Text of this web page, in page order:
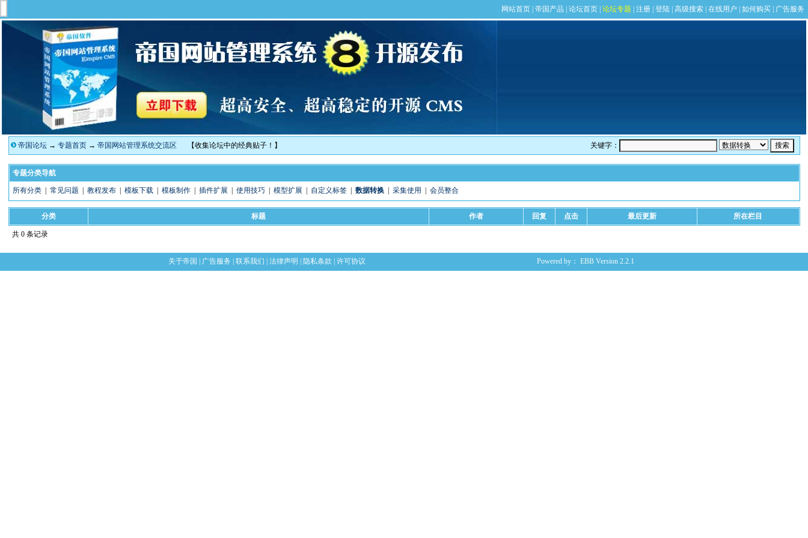
帝国论坛→ 专题首页→ 帝国网站管理系统交流区 【收集论坛中的经典贴子！】 关键字：
专题分类导航
所有分类| 常见问题 教程发布| 模板下载| 模板制作| 插件扩展 使用技巧| 模型扩展 自定义标签| 数据转换| 采集使用 会员整合
分类 标题 作者 回复 点击 最后更新 所在栏目
共 0 条记录
关于帝国 广告服务 联系我们 法律声明 隐私条款 许可协议 Powered by： EBB Version 2.2.1